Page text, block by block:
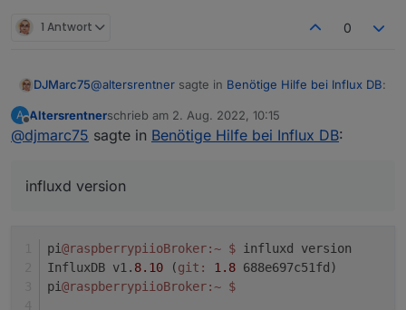
1 Antwort 0
DJMarc75@altersrentner sagte in Benötige Hilfe bei Influx DB:
Ich denke 1
A
Offline
Altersrentnerschrieb am 2. Aug. 2022, 10:15
zuletzt editiert von
@djmarc75 sagte in Benötige Hilfe bei Influx DB:
influxd version
pi@raspberrypiioBroker:~ $ influxd version
InfluxDB v1. 8.10 (git: 1.8 688e697c51fd)
pi@raspberrypiioBroker:~ $